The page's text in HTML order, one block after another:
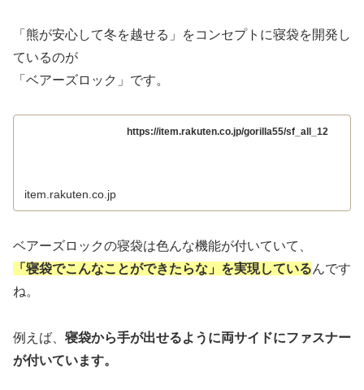
「熊が安心して冬を越せる」をコンセプトに寝袋を開発し
ているのが
「ベアーズロック」です。
https://item.rakuten.co.jp/gorilla55/sf_all_12
item.rakuten.co.jp
ベアーズロックの寝袋は色んな機能が付いていて、
「寝袋でこんなことができたらな」を実現しているんです
ね。
例えば、 寝袋から手が出せるように両サイドにファスナー
が付いています。